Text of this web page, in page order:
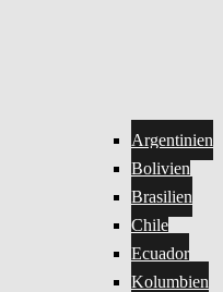
Argentinien
Bolivien
Brasilien
Chile
Ecuador
Kolumbien